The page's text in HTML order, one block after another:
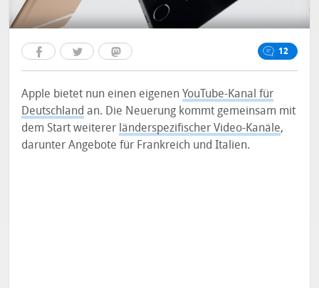
12
Apple bietet nun einen eigenenYouTube-Kanal für
Deutschland an. Die Neuerung kommt gemeinsam mit
dem Start weiterer länderspezifischer Video-Kanäle,
darunter Angebote für Frankreich und Italien.